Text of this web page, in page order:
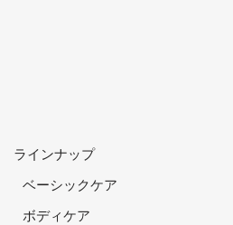
ラインナップ
ベーシックケア
ボディケア